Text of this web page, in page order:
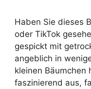
Haben Sie dieses
oder TikTok
gespickt mit
angeblich in
kleinen Bäumchen
faszinierend aus,